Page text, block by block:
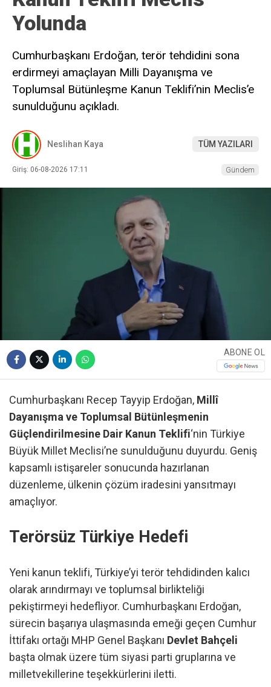
Yolunda
Cumhurbaşkanı Erdoğan, terör tehdidini sona
erdirmeyi amaçlayan Milli Dayanışma ve
Toplumsal Bütünleşme Kanun Teklifi’nin Meclis’e
sunulduğunu açıkladı.
Neslihan Kaya TÜM YAZILARI
Giriş: 06-08-2026 17:11 Gündem
ABONE OL
Cumhurbaşkanı Recep Tayyip Erdoğan, Millî
Dayanışma ve Toplumsal Bütünleşmenin
Güçlendirilmesine Dair Kanun Teklifi‘nin Türkiye
Büyük Millet Meclisi’ne sunulduğunu duyurdu. Geniş
kapsamlı istişareler sonucunda hazırlanan
düzenleme, ülkenin çözüm iradesini yansıtmayı
amaçlıyor.
Terörsüz Türkiye Hedefi
Yeni kanun teklifi, Türkiye’yi terör tehdidinden kalıcı
olarak arındırmayı ve toplumsal birlikteliği
pekiştirmeyi hedefliyor. Cumhurbaşkanı Erdoğan,
sürecin başarıya ulaşmasında emeği geçen Cumhur
İttifakı ortağı MHP Genel Başkanı Devlet Bahçeli
başta olmak üzere tüm siyasi parti gruplarına ve
milletvekillerine teşekkürlerini iletti.